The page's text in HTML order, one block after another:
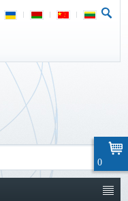
0